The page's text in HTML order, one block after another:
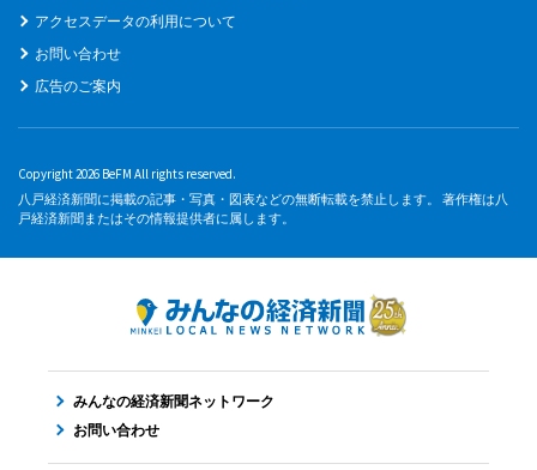
アクセスデータの利用について
お問い合わせ
広告のご案内
Copyright 2026 BeFM All rights reserved.
八戸経済新聞に掲載の記事・写真・図表などの無断転載を禁止します。 著作権は八
戸経済新聞またはその情報提供者に属します。
みんなの経済新聞ネットワーク
お問い合わせ